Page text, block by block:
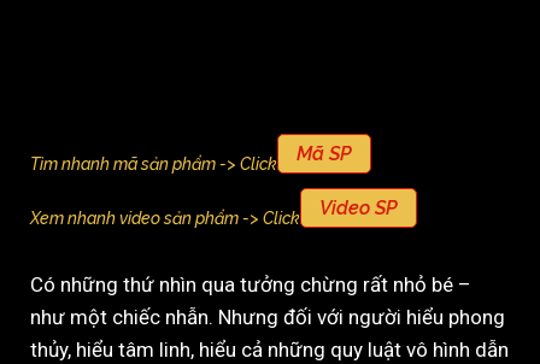
Tìm nhanh mã sản phẩm -> Click Mã SP
Xem nhanh video sản phẩm -> Click Video SP
Có những thứ nhìn qua tưởng chừng rất nhỏ bé –
như một chiếc nhẫn. Nhưng đối với người hiểu phong
thủy, hiểu tâm linh, hiểu cả những quy luật vô hình dẫn